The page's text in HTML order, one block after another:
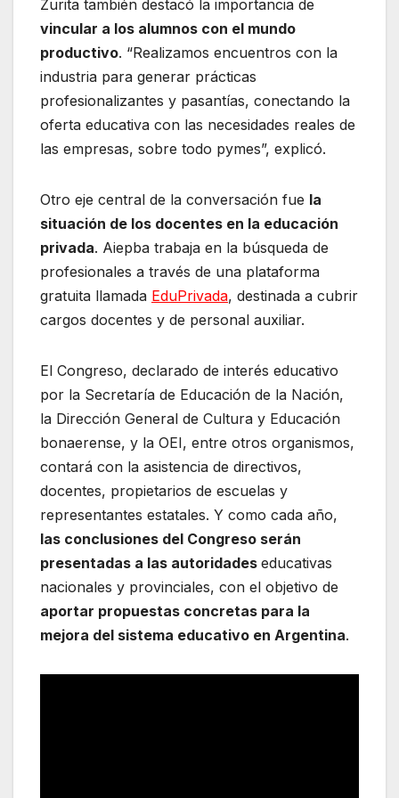
Zurita también destacó la importancia de
vincular a los alumnos con el mundo
productivo. “Realizamos encuentros con la
industria para generar prácticas
profesionalizantes y pasantías, conectando la
oferta educativa con las necesidades reales de
las empresas, sobre todo pymes”, explicó.
Otro eje central de la conversación fue la
situación de los docentes en la educación
privada. Aiepba trabaja en la búsqueda de
profesionales a través de una plataforma
gratuita llamada EduPrivada, destinada a cubrir
cargos docentes y de personal auxiliar.
El Congreso, declarado de interés educativo
por la Secretaría de Educación de la Nación,
la Dirección General de Cultura y Educación
bonaerense, y la OEI, entre otros organismos,
contará con la asistencia de directivos,
docentes, propietarios de escuelas y
representantes estatales. Y como cada año,
las conclusiones del Congreso serán
presentadas a las autoridades educativas
nacionales y provinciales, con el objetivo de
aportar propuestas concretas para la
mejora del sistema educativo en Argentina.